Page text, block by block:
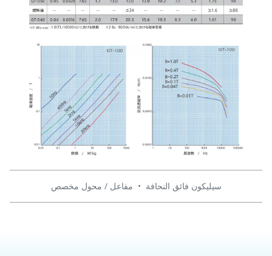
مفاعل / محول مخصص • سيليكون فائق النحافة